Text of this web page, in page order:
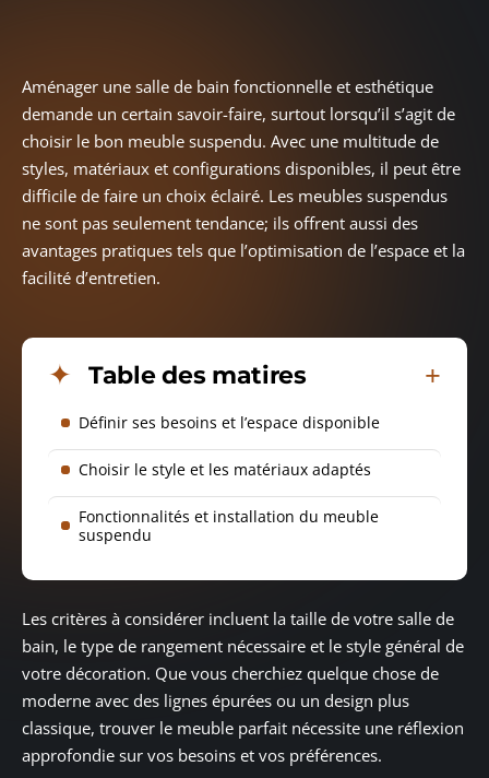
Aménager une salle de bain fonctionnelle et esthétique
demande un certain savoir-faire, surtout lorsqu’il s’agit de
choisir le bon meuble suspendu. Avec une multitude de
styles, matériaux et configurations disponibles, il peut être
difficile de faire un choix éclairé. Les meubles suspendus
ne sont pas seulement tendance; ils offrent aussi des
avantages pratiques tels que l’optimisation de l’espace et la
facilité d’entretien.
Table des matires
Définir ses besoins et l’espace disponible
Choisir le style et les matériaux adaptés
Fonctionnalités et installation du meuble
suspendu
Les critères à considérer incluent la taille de votre salle de
bain, le type de rangement nécessaire et le style général de
votre décoration. Que vous cherchiez quelque chose de
moderne avec des lignes épurées ou un design plus
classique, trouver le meuble parfait nécessite une réflexion
approfondie sur vos besoins et vos préférences.